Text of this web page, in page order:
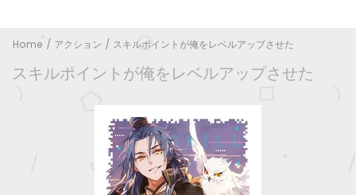
Home アクション スキルポイントが俺をレベルアップさせた
スキルポイントが俺をレベルアップさせた